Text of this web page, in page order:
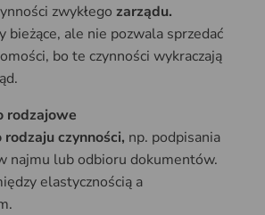
zwykłego zarządu.
bieżące, ale nie pozwala sprzedać
bo te czynności wykraczają
rodzajowe
rodzaju czynności, np. podpisania
najmu lub odbioru dokumentów.
elastycznością a